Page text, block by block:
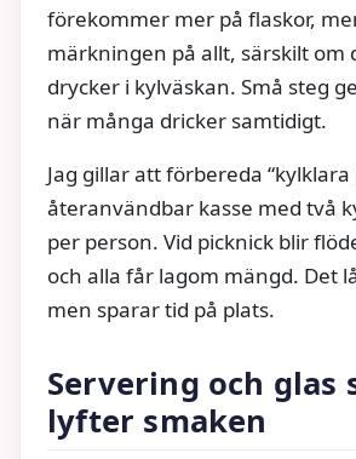
förekommer mer på flaskor,
märkningen på allt, särskilt om
drycker i kylväskan. Små steg
när många dricker samtidigt.
Jag gillar att förbereda “kylklara
återanvändbar kasse med två
per person. Vid picknick blir
och alla får lagom mängd. Det
men sparar tid på plats.
Servering och glas
lyfter smaken